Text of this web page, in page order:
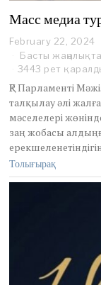
Масс медиа
February 22, 2024
e
b
u
a
r
y
2
2
Басты
3443 рет
ҚР Парламенті
талқылау әлі
мәселелері
заң жобасы
Толығырақ